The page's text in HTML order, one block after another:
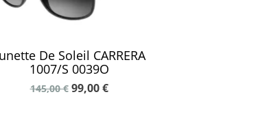
De Soleil CARRERA
1007/S 0039O
145,00 € 99,00 €